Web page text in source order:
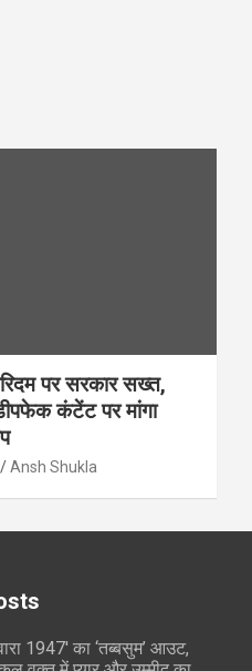
पर सरकार सख्त,
कंटेंट पर मांगा
Ansh Shukla
1947′ का ‘तब्बसुम’ आउट,